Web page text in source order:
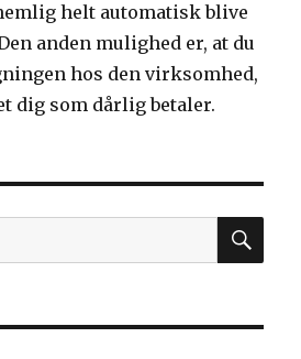
helt automatisk blive
anden mulighed er, at du
hos den virksomhed,
dig som dårlig betaler.